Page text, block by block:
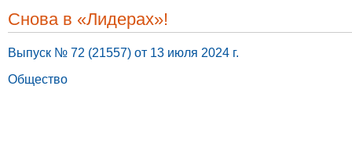
Снова в «Лидерах»!
Выпуск № 72 (21557) от 13 июля 2024 г.
Общество